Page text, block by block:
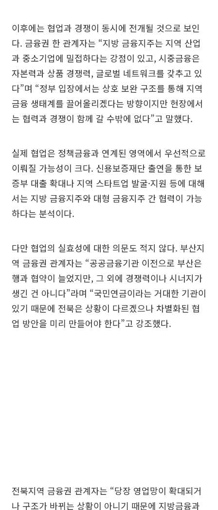
이후에는 협업과 경쟁이 동시에 전개될 것으로 보인
다. 금융권 한 관계자는 “지방 금융지주는 지역 산업
과 중소기업에 밀접하다는 강점이 있고, 시중금융은
자본력과 상품 경쟁력, 글로벌 네트워크를 갖추고 있
다”며 “정부 입장에서는 상호 보완 구조를 통해 지역
금융 생태계를 끌어올리겠다는 방향이지만 현장에서
는 협력과 경쟁이 함께 갈 수밖에 없다”고 말했다.
실제 협업은 정책금융과 연계된 영역에서 우선적으로
이뤄질 가능성이 크다. 신용보증재단 출연을 통한 보
증부 대출 확대나 지역 스타트업 발굴·지원 등에 대해
서는 지방 금융지주와 대형 금융지주 간 협력이 가능
하다는 분석이다.
다만 협업의 실효성에 대한 의문도 적지 않다. 부산지
역 금융권 관계자는 “공공금융기관 이전으로 부산은
행과 협약이 늘었지만, 그 외에 경쟁력이나 시너지가
생긴 건 아니다”라며 “국민연금이라는 거대한 기관이
있기 때문에 전북은 상황이 다르겠으나 차별화된 협
업 방안을 미리 만들어야 한다”고 강조했다.
전북지역 금융권 관계자는 “당장 영업망이 확대되거
나 구조가 바뀌는 상황이 아니기 때문에 지방금융과